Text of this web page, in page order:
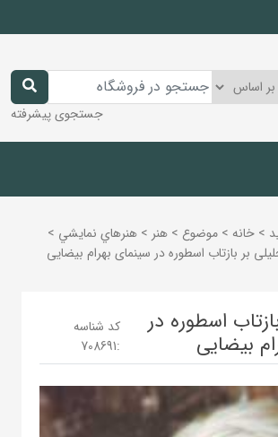
جستجوی پیشرفته
> خانه > موضوع > هنر > هنرهاي نمايشي >
بر بازتاب اسطوره در سینمای بهرام بیضایی
اسطوره در
بیضایی
کد شناسه
:
708691